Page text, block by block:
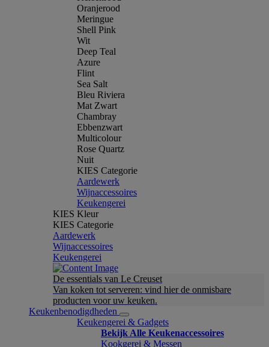
Oranjerood
Meringue
Shell Pink
Wit
Deep Teal
Azure
Flint
Sea Salt
Bleu Riviera
Mat Zwart
Chambray
Ebbenzwart
Multicolour
Rose Quartz
Nuit
KIES Categorie
Aardewerk
Wijnaccessoires
Keukengerei
KIES Kleur
KIES Categorie
Aardewerk
Wijnaccessoires
Keukengerei
De essentials van Le Creuset
Van koken tot serveren: vind hier de onmisbare
producten voor uw keuken.
Keukenbenodigdheden
Keukengerei & Gadgets
Bekijk Alle Keukenaccessoires
Kookgerei & Messen